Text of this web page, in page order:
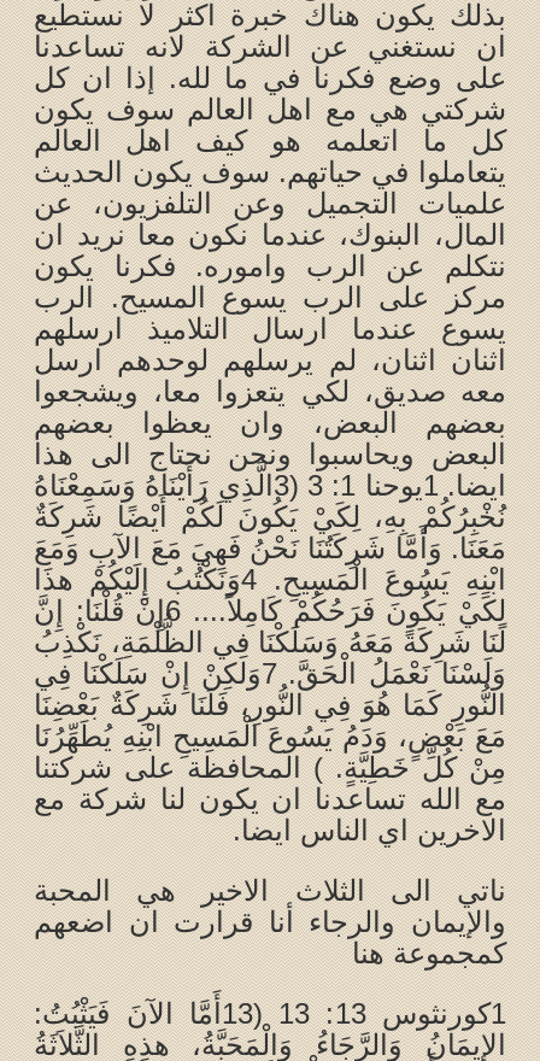
بذلك يكون هناك خبرة اكثر لا نستطيع
ان نستغني عن الشركة لانه تساعدنا
على وضع فكرنا في ما لله. إذا ان كل
شركتي هي مع اهل العالم سوف يكون
كل ما اتعلمه هو كيف اهل العالم
يتعاملوا في حياتهم. سوف يكون الحديث
علميات التجميل وعن التلفزيون، عن
المال، البنوك، عندما نكون معا نريد ان
نتكلم عن الرب واموره. فكرنا يكون
مركز على الرب يسوع المسيح. الرب
يسوع عندما ارسال التلاميذ ارسلهم
اثنان اثنان، لم يرسلهم لوحدهم ارسل
معه صديق، لكي يتعزوا معا، ويشجعوا
بعضهم البعض، وان يعظوا بعضهم
البعض ويحاسبوا ونحن نحتاج الى هذا
ايضا. 1يوحنا 1: 3 (3الَّذِي رَأَيْنَاهُ وَسَمِعْنَاهُ
نُخْبِرُكُمْ بِهِ، لِكَيْ يَكُونَ لَكُمْ أَيْضًا شَرِكَةٌ
مَعَنَا. وَأَمَّا شَرِكَتُنَا نَحْنُ فَهِيَ مَعَ الآبِ وَمَعَ
ابْنِهِ يَسُوعَ الْمَسِيحِ. 4وَنَكْتُبُ إِلَيْكُمْ هذَا
لِكَيْ يَكُونَ فَرَحُكُمْ كَامِلاً.... 6إِنْ قُلْنَا: إِنَّ
لَنَا شَرِكَةً مَعَهُ وَسَلَكْنَا فِي الظُّلْمَةِ، نَكْذِبُ
وَلَسْنَا نَعْمَلُ الْحَقَّ. 7وَلكِنْ إِنْ سَلَكْنَا فِي
النُّورِ كَمَا هُوَ فِي النُّورِ، فَلَنَا شَرِكَةٌ بَعْضِنَا
مَعَ بَعْضٍ، وَدَمُ يَسُوعَ الْمَسِيحِ ابْنِهِ يُطَهِّرُنَا
مِنْ كُلِّ خَطِيَّةٍ. ) المحافظة على شركتنا
مع الله تساعدنا ان يكون لنا شركة مع
الاخرين اي الناس ايضا.
ناتي الى الثلاث الاخير هي المحبة
والإيمان والرجاء أنا قرارت ان اضعهم
كمجموعة هنا
1كورنثوس 13: 13 (13أَمَّا الآنَ فَيَثْبُتُ:
الإِيمَانُ وَالرَّجَاءُ وَالْمَحَبَّةُ، هذِهِ الثَّلاَثَةُ